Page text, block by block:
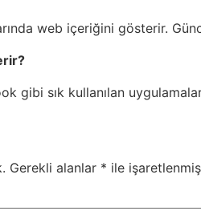
web içeriğini gösterir.
gibi sık kullanılan
Gerekli alanlar * ile